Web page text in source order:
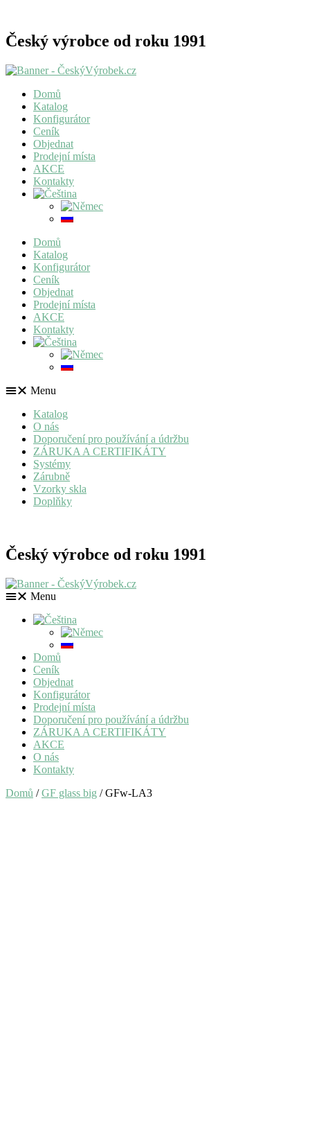
Český výrobce od roku 1991
Domů
Katalog
Konfigurátor
Ceník
Objednat
Prodejní místa
AKCE
Kontakty
Domů
Katalog
Konfigurátor
Ceník
Objednat
Prodejní místa
AKCE
Kontakty
Menu
Katalog
O nás
Doporučení pro používání a údržbu
ZÁRUKA A CERTIFIKÁTY
Systémy
Zárubně
Vzorky skla
Doplňky
Český výrobce od roku 1991
Menu
Domů
Ceník
Objednat
Konfigurátor
Prodejní místa
Doporučení pro používání a údržbu
ZÁRUKA A CERTIFIKÁTY
AKCE
O nás
Kontakty
Domů /GF glass big / GFw-LA3